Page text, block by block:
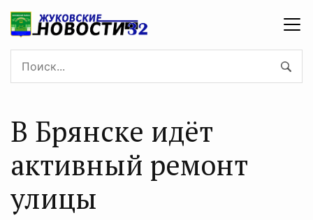
В Брянске идёт
активный ремонт
улицы